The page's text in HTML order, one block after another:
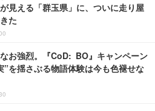
見える「群玉県」に、ついに走り屋
た
お強烈。『CoD: BO』キャンペーン
”を揺さぶる物語体験は今も色褪せな